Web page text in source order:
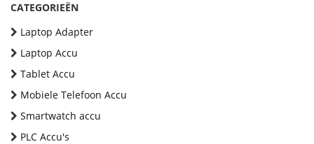
CATEGORIEËN
Laptop Adapter
Laptop Accu
Tablet Accu
Mobiele Telefoon Accu
Smartwatch accu
PLC Accu's